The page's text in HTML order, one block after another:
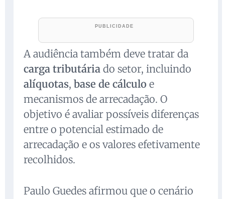
A audiência também deve tratar da
carga tributária do setor, incluindo
alíquotas, base de cálculo e
mecanismos de arrecadação. O
objetivo é avaliar possíveis diferenças
entre o potencial estimado de
arrecadação e os valores efetivamente
recolhidos.
Paulo Guedes afirmou que o cenário